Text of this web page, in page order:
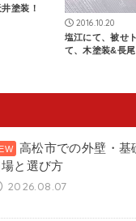
塗装！
2016.10.20
塩江にて、被せ
て、木塗装&長尾
高松市での外壁・基
と選び方
2026.08.07